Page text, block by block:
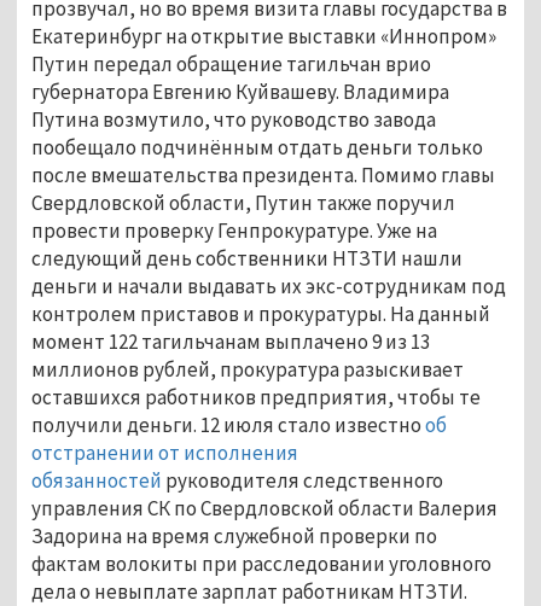
прозвучал, но во время визита главы государства в
Екатеринбург на открытие выставки «Иннопром»
Путин передал обращение тагильчан врио
губернатора Евгению Куйвашеву. Владимира
Путина возмутило, что руководство завода
пообещало подчинённым отдать деньги только
после вмешательства президента. Помимо главы
Свердловской области, Путин также поручил
провести проверку Генпрокуратуре. Уже на
следующий день собственники НТЗТИ нашли
деньги и начали выдавать их экс-сотрудникам под
контролем приставов и прокуратуры. На данный
момент 122 тагильчанам выплачено 9 из 13
миллионов рублей, прокуратура разыскивает
оставшихся работников предприятия, чтобы те
получили деньги. 12 июля стало известнооб
отстранении от исполнения
обязанностей руководителя следственного
управления СК по Свердловской области Валерия
Задорина на время служебной проверки по
фактам волокиты при расследовании уголовного
дела о невыплате зарплат работникам НТЗТИ.